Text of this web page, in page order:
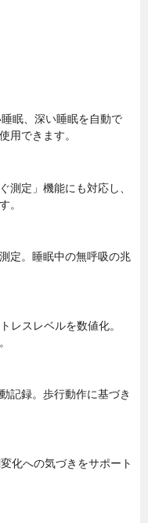
眠、深い睡眠を自動で
用できます。
測定」機能にも対応し、
。
定。睡眠中の無呼吸の兆
レスレベルを数値化。
記録。歩行動作に基づき
化への気づきをサポート